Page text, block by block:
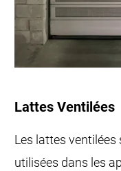
Lattes Ventilées
Les lattes
utilisées dans les